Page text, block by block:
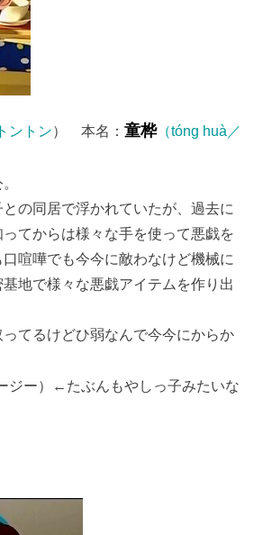
ントン） 本名：童桦（tóng huà／
の同居で浮かれていたが、過去に
てからは様々な手を使って悪戯を
喧嘩でも今今に敵わなけど機械に
地で様々な悪戯アイテムを作り出
てるけどひ弱なんで今今にからか
ジー）←たぶんもやしっ子みたいな